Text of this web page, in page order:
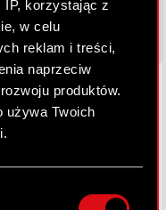
IP, korzystając z
w celu
reklam i treści,
naprzeciw
produktów.
używa Twoich
Twojej